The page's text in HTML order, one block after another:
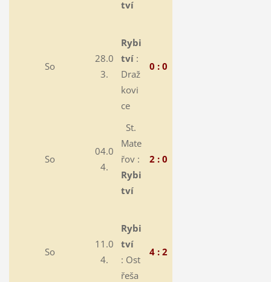
tví
So
28.0
3.
Rybi
tví:
Draž
kovi
ce
0 : 0
So
04.0
4.
St.
Mate
řov :
Rybi
tví
2 : 0
So
11.0
4.
Rybi
tví
: Ost
řeša
4 : 2